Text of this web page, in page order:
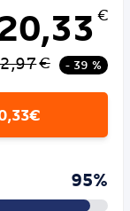
€
€ - 39 %
95%